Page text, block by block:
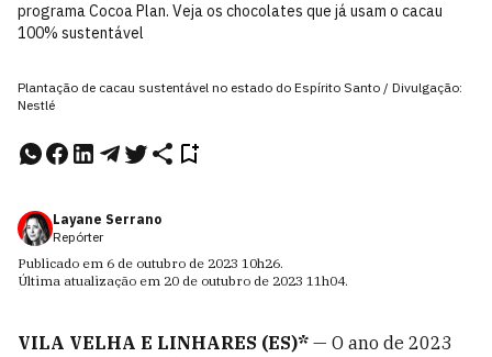
programa Cocoa Plan. Veja os chocolates que já usam o cacau
100% sustentável
Plantação de cacau sustentável no estado do Espírito Santo / Divulgação:
Nestlé
Layane Serrano
Repórter
Publicado em 6 de outubro de 2023 10h26.
Última atualização em 20 de outubro de 2023 11h04.
VILA VELHA E LINHARES (ES)* — O ano de 2023